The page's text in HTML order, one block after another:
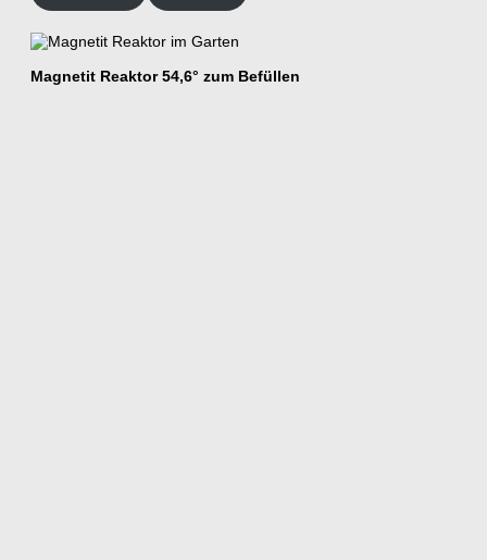
Magnetit Reaktor 54,6° zum Befüllen